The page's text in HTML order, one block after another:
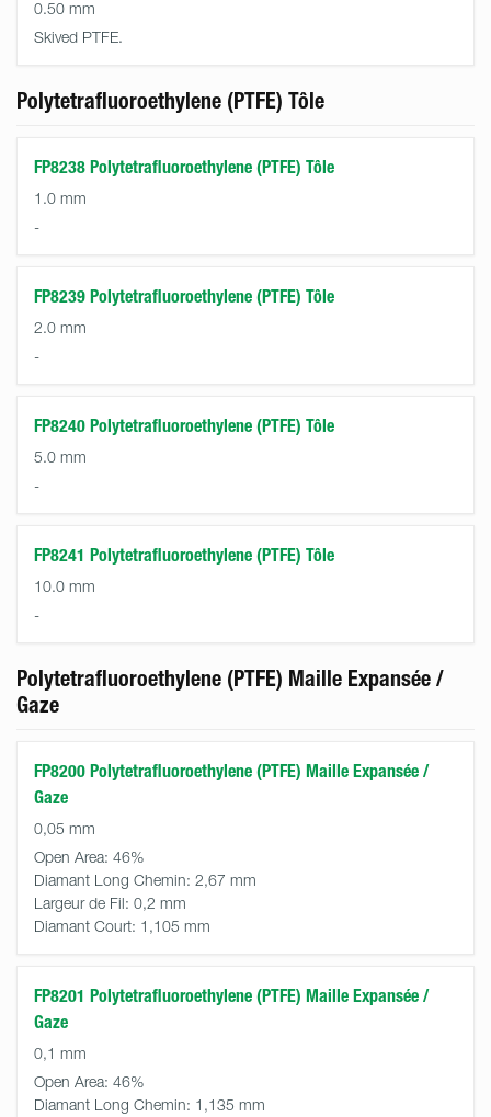
0.50 mm
Skived PTFE.
Polytetrafluoroethylene (PTFE) Tôle
FP8238 Polytetrafluoroethylene (PTFE) Tôle
1.0 mm
-
FP8239 Polytetrafluoroethylene (PTFE) Tôle
2.0 mm
-
FP8240 Polytetrafluoroethylene (PTFE) Tôle
5.0 mm
-
FP8241 Polytetrafluoroethylene (PTFE) Tôle
10.0 mm
-
Polytetrafluoroethylene (PTFE) Maille Expansée /
Gaze
FP8200 Polytetrafluoroethylene (PTFE) Maille Expansée /
Gaze
0,05 mm
Open Area: 46%
Diamant Long Chemin: 2,67 mm
Largeur de Fil: 0,2 mm
Diamant Court: 1,105 mm
FP8201 Polytetrafluoroethylene (PTFE) Maille Expansée /
Gaze
0,1 mm
Open Area: 46%
Diamant Long Chemin: 1,135 mm